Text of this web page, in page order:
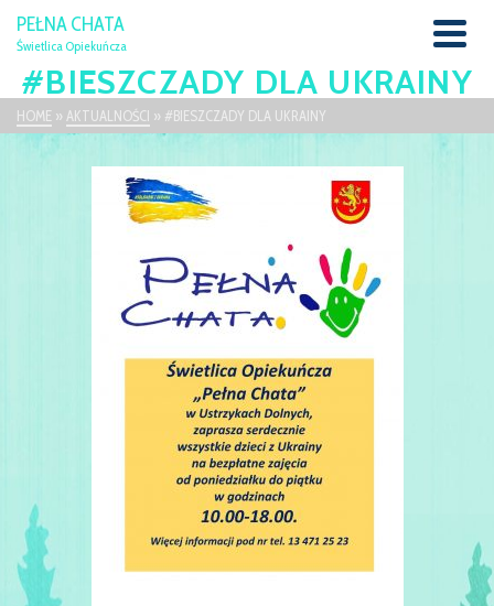
PEŁNA CHATA
Świetlica Opiekuńcza
#BIESZCZADY DLA UKRAINY
HOME » AKTUALNOŚCI » #BIESZCZADY DLA UKRAINY